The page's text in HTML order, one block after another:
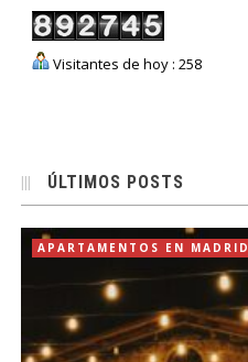
Visitantes de hoy : 258
ÚLTIMOS POSTS
APARTAMENTOS EN MADRID